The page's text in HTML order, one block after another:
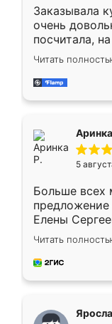
Заказывала
очень
посчитала,
Замерщик
делу со
за день,
Читать
5
Больше всех
предложение
Елены
короткие
для замера
предложил
Читать